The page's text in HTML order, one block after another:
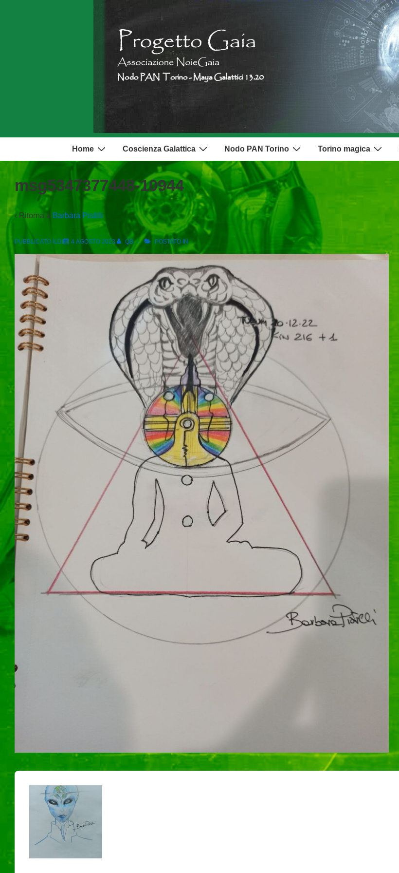
Menu
Home Coscienza Galattica Nodo PAN Torino Torino magica
msg5347377448-10944
‹ Ritorna a Barbara Pistilli
PUBBLICATO ILDI 4 AGOSTO 2023 QB POSTATO IN